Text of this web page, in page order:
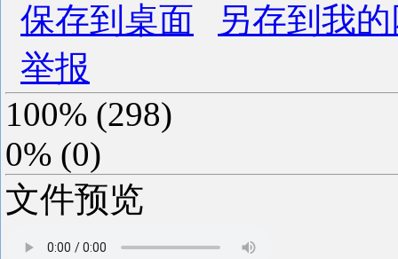
保存到桌面
另存到我
举报
100% (298)
0% (0)
文件预览